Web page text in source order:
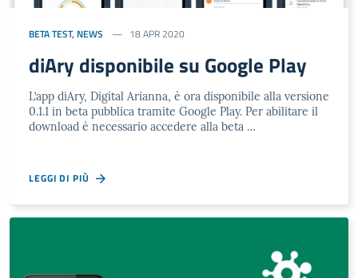
BETA TEST, NEWS 18 APR 2020
diAry disponibile su Google Play
L’app diAry, Digital Arianna, è ora disponibile alla versione
0.1.1 in beta pubblica tramite Google Play. Per abilitare il
download è necessario accedere alla beta …
LEGGI DI PIÙ